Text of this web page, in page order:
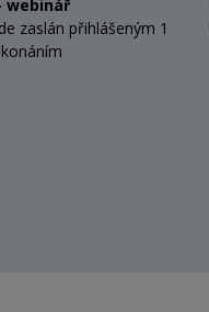
webinář
zaslán přihlášeným 1